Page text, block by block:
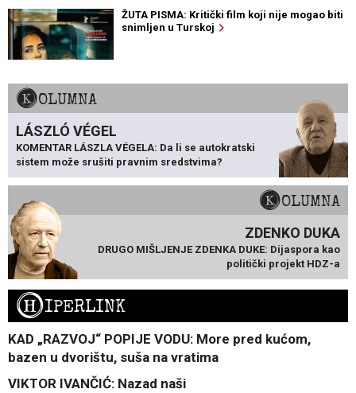
ŽUTA PISMA: Kritički film koji nije mogao biti
snimljen u Turskoj
KOLUMNA
LÁSZLÓ VÉGEL
KOMENTAR LÁSZLA VÉGELA: Da li se autokratski
sistem može srušiti pravnim sredstvima?
KOLUMNA
ZDENKO DUKA
DRUGO MIŠLJENJE ZDENKA DUKE: Dijaspora kao
politički projekt HDZ-a
HIPERLINK
KAD „RAZVOJ“ POPIJE VODU: More pred kućom,
bazen u dvorištu, suša na vratima
VIKTOR IVANČIĆ: Nazad naši